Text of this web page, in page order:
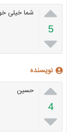

5

شما خیلی
نویسنده

4

حسین